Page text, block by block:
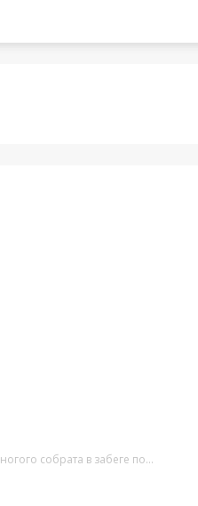
собрата в забеге по...